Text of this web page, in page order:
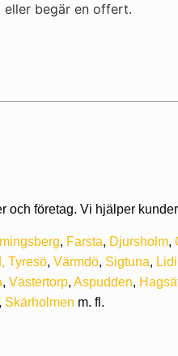
eller begär en offert.
och företag. Vi hjälper
, Farsta, Djursholm,
Tyresö, Värmdö, Sigtuna,
, Västertorp, Aspudden,
, Skärholmen m. fl.